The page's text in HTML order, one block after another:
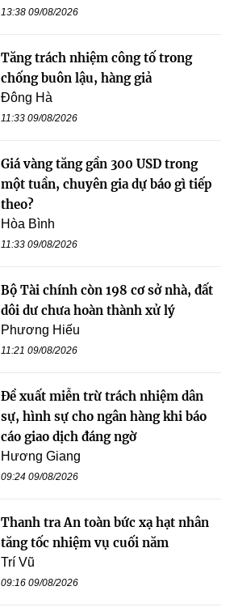
13:38 09/08/2026
Tăng trách nhiệm công tố trong
chống buôn lậu, hàng giả
Đông Hà
11:33 09/08/2026
Giá vàng tăng gần 300 USD trong
một tuần, chuyên gia dự báo gì tiếp
theo?
Hòa Bình
11:33 09/08/2026
Bộ Tài chính còn 198 cơ sở nhà, đất
dôi dư chưa hoàn thành xử lý
Phương Hiếu
11:21 09/08/2026
Đề xuất miễn trừ trách nhiệm dân
sự, hình sự cho ngân hàng khi báo
cáo giao dịch đáng ngờ
Hương Giang
09:24 09/08/2026
Thanh tra An toàn bức xạ hạt nhân
tăng tốc nhiệm vụ cuối năm
Trí Vũ
09:16 09/08/2026